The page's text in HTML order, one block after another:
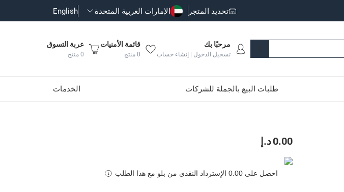
تحديد المتجر الإمارات العربية المتحدة English
مرحبًا بك
تسجيل الدخول | إنشاء حساب
قائمة الأمنيات
0 منتج
عربة التسوق
0 منتج
طلبات البيع بالجملة للشركات الخدمات
0.00 د.إ
احصل على 0.00 الإسترداد النقدي من بلو مع هذا الطلب